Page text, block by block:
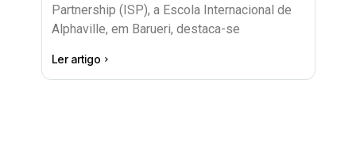
Partnership (ISP), a Escola Internacional de
Alphaville, em Barueri, destaca-se
Ler artigo